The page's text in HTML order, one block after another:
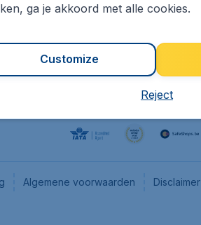
Algemene voorwaarden Disclaimer
ga je akkoord met alle cookies.
Customize
Reject